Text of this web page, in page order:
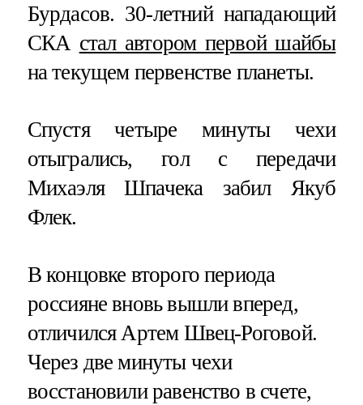
Бурдасов. 30-летний нападающий
СКА стал автором первой шайбы
на текущем первенстве планеты.
Спустя четыре минуты чехи
отыгрались, гол с передачи
Михаэля Шпачека забил Якуб
Флек.
В концовке второго периода
россияне вновь вышли вперед,
отличился Артем Швец-Роговой.
Через две минуты чехи
восстановили равенство в счете,